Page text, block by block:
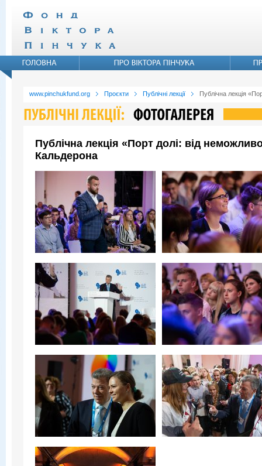
www.pinchukfund.org Проєкти Публічні лекції Публічна лекція
Публічна лекція «Порт долі: від
Кальдерона